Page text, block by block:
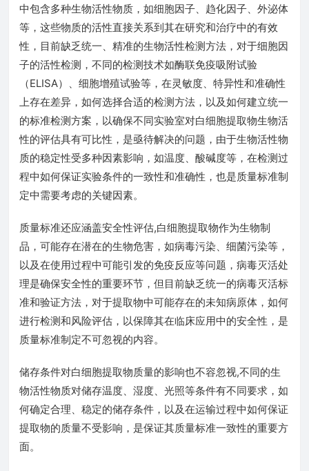
中包含多种生物活性物质，如细胞因子、趋化因子、外泌体
等，这些物质的活性直接关系到其在研究和治疗中的有效
性，目前缺乏统一、精准的生物活性检测方法，对于细胞因
子的活性检测，不同的检测技术如酶联免疫吸附试验
（ELISA）、细胞增殖试验等，在灵敏度、特异性和准确性
上存在差异，如何选择合适的检测方法，以及如何建立统一
的标准检测方案，以确保不同实验室对白细胞提取物生物活
性的评估具有可比性，是亟待解决的问题，由于生物活性物
质的稳定性受多种因素影响，如温度、酸碱度等，在检测过
程中如何保证实验条件的一致性和准确性，也是质量标准制
定中需要考虑的关键因素。
质量标准还应涵盖安全性评估,白细胞提取物作为生物制
品，可能存在潜在的生物危害，如病毒污染、细菌污染等，
以及在使用过程中可能引发的免疫反应等问题，病毒灭活处
理是确保安全性的重要环节，但目前缺乏统一的病毒灭活标
准和验证方法，对于提取物中可能存在的未知病原体，如何
进行检测和风险评估，以保障其在临床应用中的安全性，是
质量标准制定不可忽视的内容。
储存条件对白细胞提取物质量的影响也不容忽视,不同的生
物活性物质对储存温度、湿度、光照等条件有不同要求，如
何确定合理、稳定的储存条件，以及在运输过程中如何保证
提取物的质量不受影响，是保证其质量标准一致性的重要方
面。